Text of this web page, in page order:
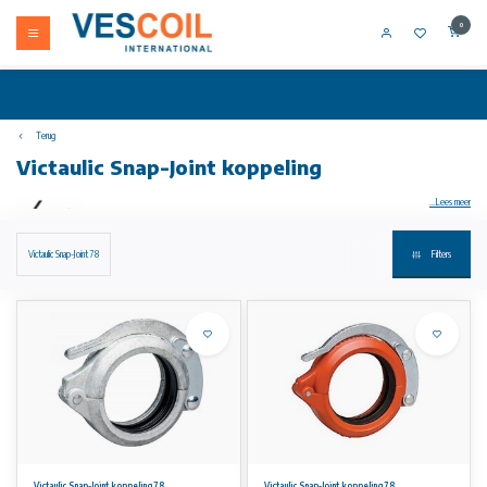
0
Terug
Victaulic Snap-Joint koppeling
Pijpmateriaal
Koolstofstaal
• Roestvrij staal
• Zie voor uitzonderingen paragraaf 6.0 Meldingen
...Lees meer
Victaulic Snap-Joint 78 Filters